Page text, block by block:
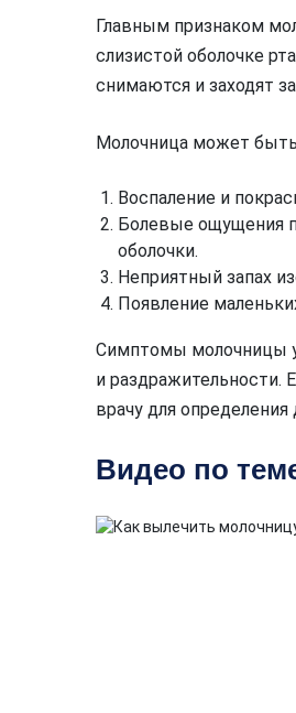
Главным признаком
слизистой оболочке
снимаются и заходят
Молочница может
Воспаление и
Болевые ощущения
оболочки.
Неприятный запах
Появление
Симптомы молочницы
и раздражительности.
врачу для
Видео по